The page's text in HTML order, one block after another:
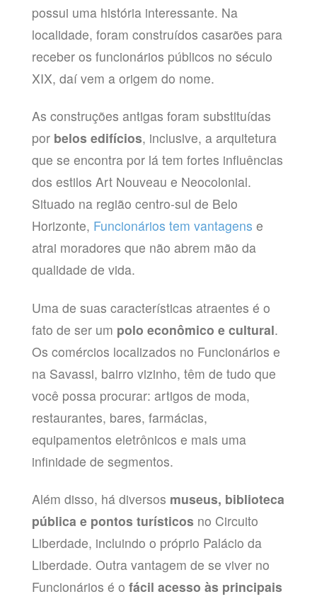
possui uma história interessante. Na
localidade, foram construídos casarões para
receber os funcionários públicos no século
XIX, daí vem a origem do nome.
As construções antigas foram substituídas
por belos edifícios, inclusive, a arquitetura
que se encontra por lá tem fortes influências
dos estilos Art Nouveau e Neocolonial.
Situado na região centro-sul de Belo
Horizonte, Funcionários tem vantagens e
atrai moradores que não abrem mão da
qualidade de vida.
Uma de suas características atraentes é o
fato de ser um polo econômico e cultural.
Os comércios localizados no Funcionários e
na Savassi, bairro vizinho, têm de tudo que
você possa procurar: artigos de moda,
restaurantes, bares, farmácias,
equipamentos eletrônicos e mais uma
infinidade de segmentos.
Além disso, há diversos museus, biblioteca
pública e pontos turísticos no Circuito
Liberdade, incluindo o próprio Palácio da
Liberdade. Outra vantagem de se viver no
Funcionários é o fácil acesso às principais